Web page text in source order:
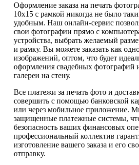
Оформление заказа на печать
10х15 с рамкой никогда не было
удобным. Наш онлайн-сервис
свои фотографии прямо с
устройства, выбрать желаемый
и рамку. Вы можете заказать как
изображений, оптом, что будет
оформления свадебных фотографий
галереи на стену.
Все платежи за печать фото и
совершить с помощью банковской
или через мобильное приложение.
защищенные платежные системы,
безопасность ваших финансовых
профессиональный коллектив
изготовление вашего заказа и его
отправку.